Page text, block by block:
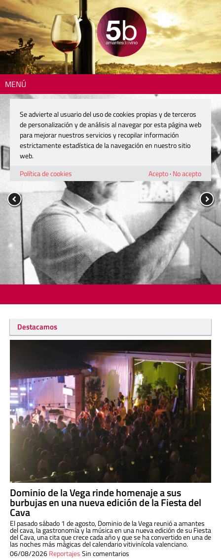
MENÚ
Destacamos
Dominio de la Vega rinde homenaje a sus
burbujas en una nueva edición de la Fiesta del
Cava
El pasado sábado 1 de agosto, Dominio de la Vega reunió a amantes
del cava, la gastronomía y la música en una nueva edición de su Fiesta
del Cava, una cita que crece cada año y que se ha convertido en una de
las noches más mágicas del calendario vitivinícola valenciano.
06/08/2026ReportajesSin comentarios
Se advierte al usuario del uso de cookies propias y de terceros
de personalización y de análisis al navegar por esta página web
para mejorar nuestros servicios y recopilar información
estrictamente estadística de la navegación en nuestro sitio
web.
Política de cookies
Acepto· No acepto